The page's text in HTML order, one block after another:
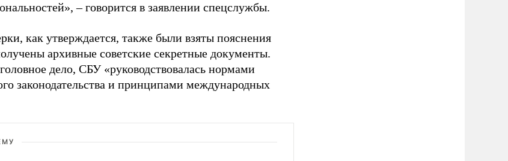
– говорится в заявлении спецслужбы.
как утверждается, также были взяты пояснения
архивные советские секретные документы.
дело, СБУ «руководствовалась нормами
законодательства и принципами международных